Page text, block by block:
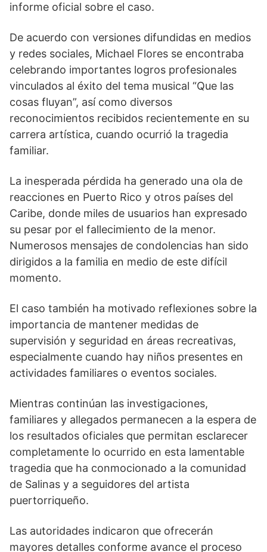
informe oficial sobre el caso.
De acuerdo con versiones difundidas en medios
y redes sociales, Michael Flores se encontraba
celebrando importantes logros profesionales
vinculados al éxito del tema musical “Que las
cosas fluyan”, así como diversos
reconocimientos recibidos recientemente en su
carrera artística, cuando ocurrió la tragedia
familiar.
La inesperada pérdida ha generado una ola de
reacciones en Puerto Rico y otros países del
Caribe, donde miles de usuarios han expresado
su pesar por el fallecimiento de la menor.
Numerosos mensajes de condolencias han sido
dirigidos a la familia en medio de este difícil
momento.
El caso también ha motivado reflexiones sobre la
importancia de mantener medidas de
supervisión y seguridad en áreas recreativas,
especialmente cuando hay niños presentes en
actividades familiares o eventos sociales.
Mientras continúan las investigaciones,
familiares y allegados permanecen a la espera de
los resultados oficiales que permitan esclarecer
completamente lo ocurrido en esta lamentable
tragedia que ha conmocionado a la comunidad
de Salinas y a seguidores del artista
puertorriqueño.
Las autoridades indicaron que ofrecerán
mayores detalles conforme avance el proceso